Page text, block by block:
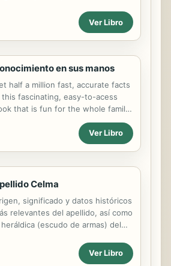
precisamente, los que han
la perdurabilidad del
juego, que en los albores
la humanidad quién sabe qué
privilegiado ideó para
al decir de Stephan
Ver Libro
en sus manos
half a million fast, accurate facts
this fascinating, easy-to-acess
that is fun for the whole family.
handy reference is great for
work and contains speeches,
and more. 800 full-color
Ver Libro
Celma
significado y datos históricos
relevantes del apellido, así como
heráldica (escudo de armas) del
de todas nuestras láminas
regimos por un estricto
Ver Libro